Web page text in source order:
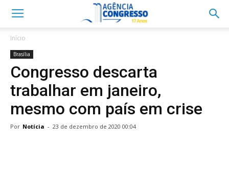
Início
Brasília
Congresso descarta
trabalhar em janeiro,
mesmo com país em crise
Por Notícia - 23 de dezembro de 2020 00:04